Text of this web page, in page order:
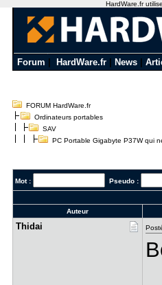
Forum HardWare.fr News
FORUM HardWare.fr
Ordinateurs portables
SAV
PC Portable Gigabyte P37W qui
Mot : Pseudo :
Auteur
Thidai
HardWare.fr